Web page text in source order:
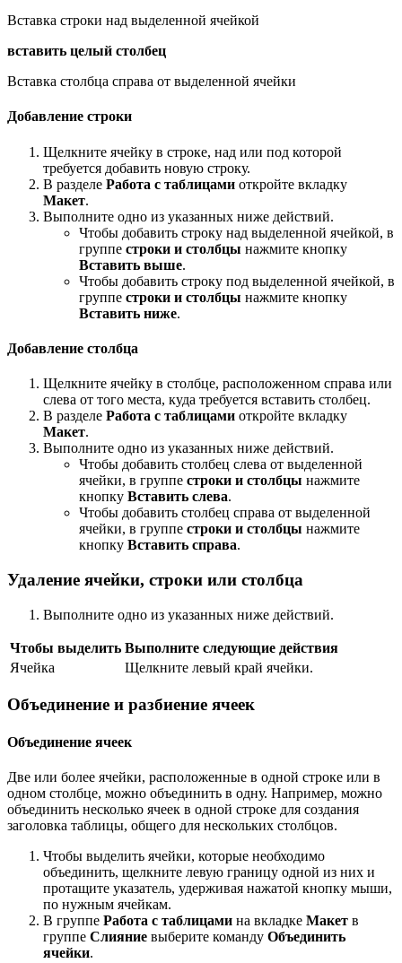
Вставка строки над выделенной ячейкой
вставить целый столбец
Вставка столбца справа от выделенной ячейки
Добавление строки
Щелкните ячейку в строке, над или под которой
требуется добавить новую строку.
В разделе Работа с таблицами откройте вкладку
Макет.
Выполните одно из указанных ниже действий.
Чтобы добавить строку над выделенной ячейкой, в
группе строки и столбцы нажмите кнопку
Вставить выше.
Чтобы добавить строку под выделенной ячейкой, в
группе строки и столбцы нажмите кнопку
Вставить ниже.
Добавление столбца
Щелкните ячейку в столбце, расположенном справа или
слева от того места, куда требуется вставить столбец.
В разделе Работа с таблицами откройте вкладку
Макет.
Выполните одно из указанных ниже действий.
Чтобы добавить столбец слева от выделенной
ячейки, в группе строки и столбцы нажмите
кнопку Вставить слева.
Чтобы добавить столбец справа от выделенной
ячейки, в группе строки и столбцы нажмите
кнопку Вставить справа.
Удаление ячейки, строки или столбца
Выполните одно из указанных ниже действий.
Чтобы выделить Выполните следующие действия
Ячейка
Щелкните левый край ячейки.
Объединение и разбиение ячеек
Объединение ячеек
Две или более ячейки, расположенные в одной строке или в
одном столбце, можно объединить в одну. Например, можно
объединить несколько ячеек в одной строке для создания
заголовка таблицы, общего для нескольких столбцов.
Чтобы выделить ячейки, которые необходимо
объединить, щелкните левую границу одной из них и
протащите указатель, удерживая нажатой кнопку мыши,
по нужным ячейкам.
В группе Работа с таблицами на вкладке Макет в
группе Слияние выберите команду Объединить
ячейки.